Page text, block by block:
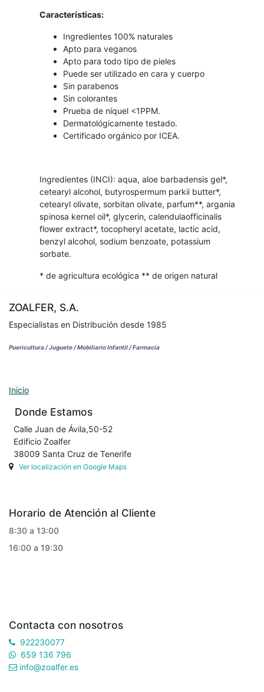
Características:
Ingredientes 100% naturales
Apto para veganos
Apto para todo tipo de pieles
Puede ser utilizado en cara y cuerpo
Sin parabenos
Sin colorantes
Prueba de níquel <1PPM.
Dermatológicamente testado.
Certificado orgánico por ICEA.
Ingredientes (INCI): aqua, aloe barbadensis gel*,
cetearyl alcohol, butyrospermum parkii butter*,
cetearyl olivate, sorbitan olivate, parfum**, argania
spinosa kernel oil*, glycerin, calendulaofficinalis
flower extract*, tocopheryl acetate, lactic acid,
benzyl alcohol, sodium benzoate, potassium
sorbate.
* de agricultura ecológica ** de origen natural
ZOALFER, S.A.
Especialistas en Distribución desde 1985
Puericultura / Juguete / Mobiliario Infantil / Farmacia
Inicio
Donde Estamos
Calle Juan de Ávila,50-52
Edificio Zoalfer
38009 Santa Cruz de Tenerife
Ver localización en Google Maps
Horario de Atención al Cliente
8:30 a 13:00
16:00 a 19:30
Contacta con nosotros
922230077
659 136 796
info@zoalfer.es